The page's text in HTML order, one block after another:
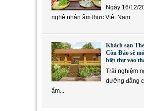
Ngày 16/12/
nghệ nhân ẩm thực Việt Nam...
Khách sạn
Côn Đảo sẽ
biệt thự vào
Trải nghiệm
dưỡng đẳng
ẩm...